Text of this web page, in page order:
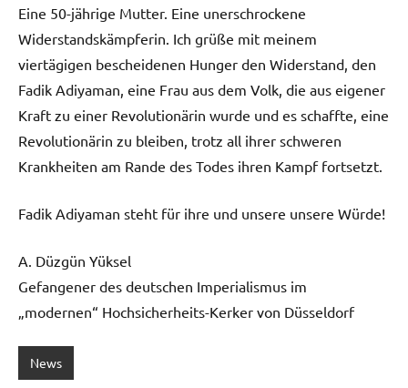
Eine 50-jährige Mutter. Eine unerschrockene
Widerstandskämpferin. Ich grüße mit meinem
viertägigen bescheidenen Hunger den Widerstand, den
Fadik Adiyaman, eine Frau aus dem Volk, die aus eigener
Kraft zu einer Revolutionärin wurde und es schaffte, eine
Revolutionärin zu bleiben, trotz all ihrer schweren
Krankheiten am Rande des Todes ihren Kampf fortsetzt.
Fadik Adiyaman steht für ihre und unsere unsere Würde!
A. Düzgün Yüksel
Gefangener des deutschen Imperialismus im
„modernen“ Hochsicherheits-Kerker von Düsseldorf
News